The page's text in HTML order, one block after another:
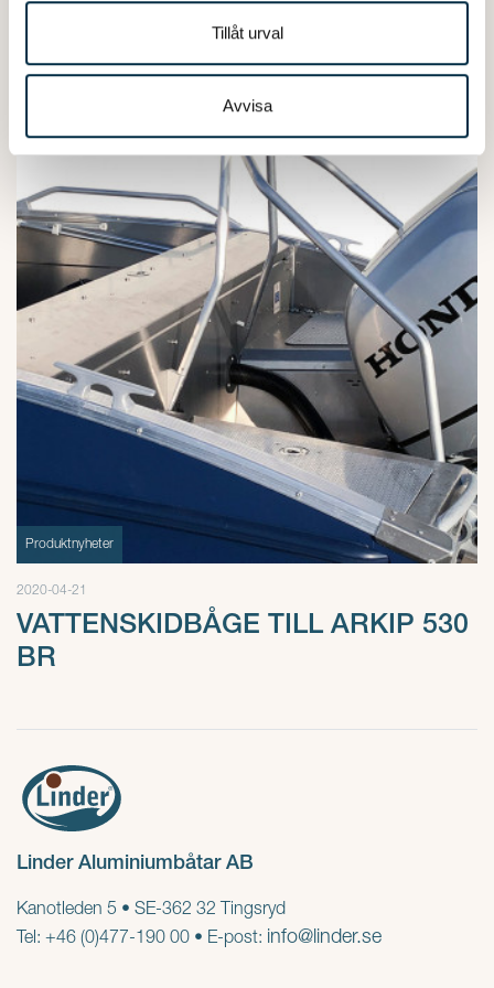
annons- och analysföretag som vi samarbetar med.
Dessa kan i sin tur kombinera informationen med annan
information som du har tillhandahållit eller som de har
samlat in när du har använt deras tjänster.
Tillåt urval
Avvisa
FÖRDÄCK FÖR ELMOTOR TILL 445
Produktnyheter
2020-04-21
VATTENSKIDBÅGE TILL ARKIP 530
BR
Linder Aluminiumbåtar AB
Kanotleden 5 • SE-362 32 Tingsryd
Tel: +46 (0)477-190 00 • E-post: info@linder.se